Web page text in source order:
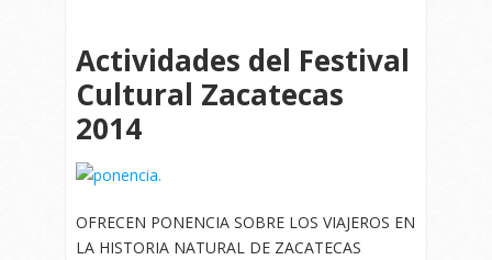
Actividades del Festival
Cultural Zacatecas
2014
OFRECEN PONENCIA SOBRE LOS VIAJEROS EN
LA HISTORIA NATURAL DE ZACATECAS